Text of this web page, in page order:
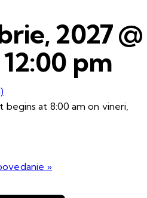
2027 @
12:00 pm
at 8:00 am on vineri,
»